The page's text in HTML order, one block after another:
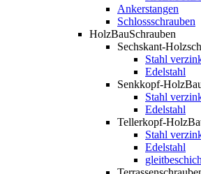
Ankerstangen
Schlossschrauben
HolzBauSchrauben
Sechskant-
Stahl
Edelstahl
Senkkopf-
Stahl
Edelstahl
Tellerkopf-
Stahl
Edelstahl